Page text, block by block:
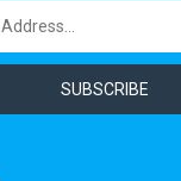
SUBSCRIBE